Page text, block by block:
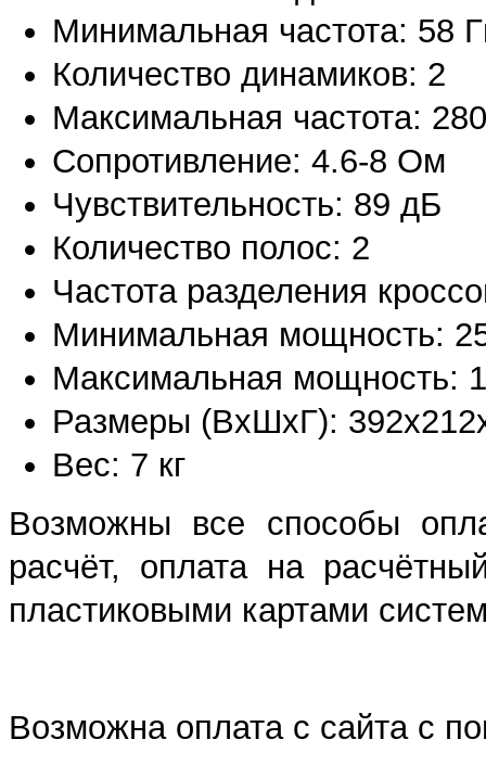
Минимальная частота: 58
Количество динамиков: 2
Максимальная частота:
Сопротивление: 4.6-8 Ом
Чувствительность: 89 дБ
Количество полос: 2
Частота разделения
Минимальная мощность:
Максимальная мощность:
Размеры (ВхШхГ):
Вес: 7 кг
Возможны все способы
расчёт, оплата на
пластиковыми картами
Возможна оплата с сайта с